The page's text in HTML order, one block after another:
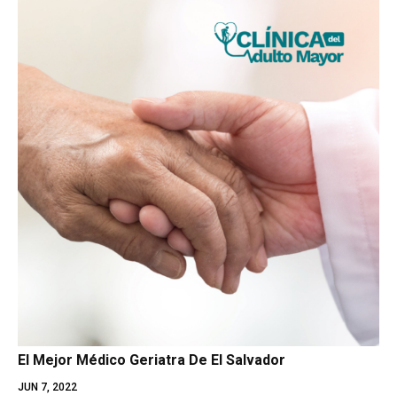
El Mejor Médico Geriatra De El Salvador
JUN 7, 2022